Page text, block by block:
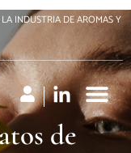
INDUSTRIA DE AROMAS Y
de